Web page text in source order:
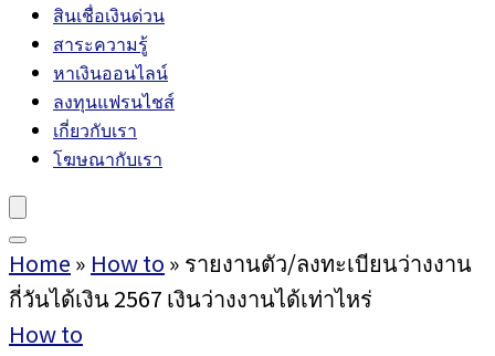
สินเชื่อเงินด่วน
สาระความรู้
หาเงินออนไลน์
ลงทุนแฟรนไชส์
เกี่ยวกับเรา
โฆษณากับเรา
Home » How to » รายงานตัว/ลงทะเบียนว่างงาน
กี่วันได้เงิน 2567 เงินว่างงานได้เท่าไหร่
How to